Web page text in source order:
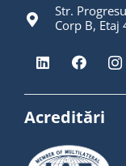
Str.
Corp B,
Acreditări